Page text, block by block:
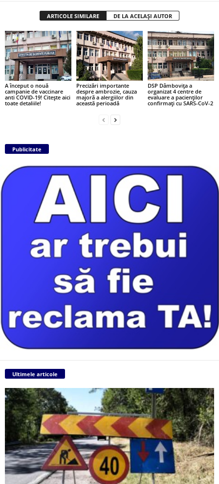
ARTICOLE SIMILARE DE LA ACELAȘI AUTOR
A început o nouă
campanie de vaccinare
anti COVID-19! Citește aici
toate detaliile!
Precizări importante
despre ambrozie, cauza
majoră a alergiilor din
această perioadă
DSP Dâmbovița a
organizat 4 centre de
evaluare a pacienților
confirmați cu SARS-CoV-2
Publicitate
Ultimele articole